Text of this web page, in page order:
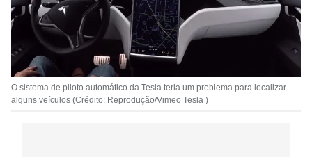
O sistema de piloto automático da Tesla teria um problema para localizar
alguns veículos (Crédito: Reprodução/Vimeo Tesla )